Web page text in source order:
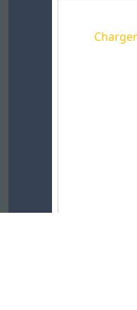
Chargement des